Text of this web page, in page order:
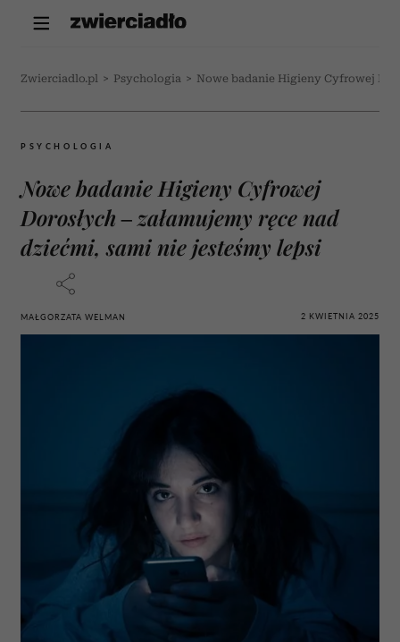
Zwierciadlo.pl > Psychologia > Nowe badanie Higieny Cyfrowej
PSYCHOLOGIA
Nowe badanie Higieny Cyfrowej
Dorosłych – załamujemy ręce nad
dziećmi, sami nie jesteśmy lepsi
MAŁGORZATA WELMAN 2 KWIETNIA 2025